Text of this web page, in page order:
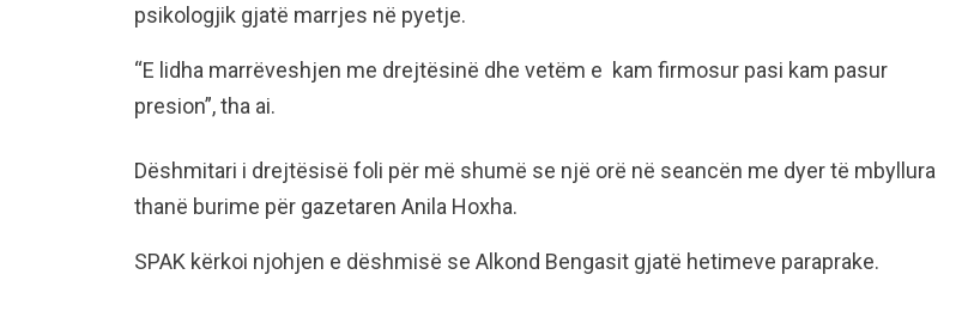
psikologjik gjatë marrjes në pyetje.
“E lidha marrëveshjen me drejtësinë dhe vetëm e kam firmosur pasi kam pasur
presion”, tha ai.
Dëshmitari i drejtësisë foli për më shumë se një orë në seancën me dyer të mbyllura
thanë burime për gazetaren Anila Hoxha.
SPAK kërkoi njohjen e dëshmisë se Alkond Bengasit gjatë hetimeve paraprake.